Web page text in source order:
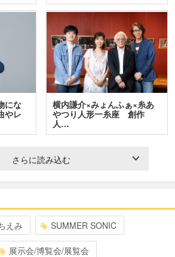
にな
やレ
横内謙介×みょんふぁ×糸あ
やつり人形一糸座 創作
人…
さらに読み込む
えみ SUMMER SONIC
展示会/博覧会/展覧会